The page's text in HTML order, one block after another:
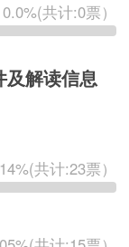
0.0%(共计:0票）
及解读信息
共计:23票）